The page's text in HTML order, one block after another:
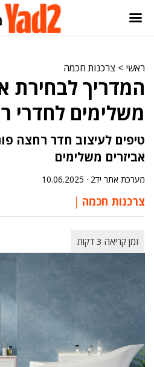
ראשי > צרכנות חכמה
המדריך לבחירת
משלימים לחדרי
טיפים לעיצוב חדר רחצה
אביזרים משלימים
מערכת אתר יד2 · 10.06.2025
צרכנות חכמה